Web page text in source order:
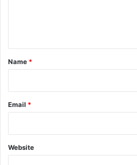
*
Name *
Email *
Website